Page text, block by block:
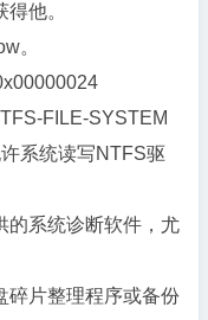
他。
。
FILE-SYSTEM
系统读写NTFS驱
的系统诊断软件，尤
碎片整理程序或备份